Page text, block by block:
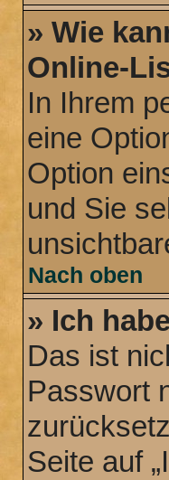
» Wie
Online-
In Ihrem
eine
Option
und Sie
Nach oben
» Ich
Das ist
Passwort
Seite auf